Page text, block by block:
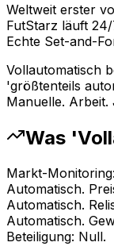
Weltweit erster
FutStarz läuft
Echte Set-and-
Vollautomatisch
'größtenteils
Manuelle. Arbeit.
Was
Markt-
Automatisch.
Automatisch.
Automatisch.
Beteiligung: Null.